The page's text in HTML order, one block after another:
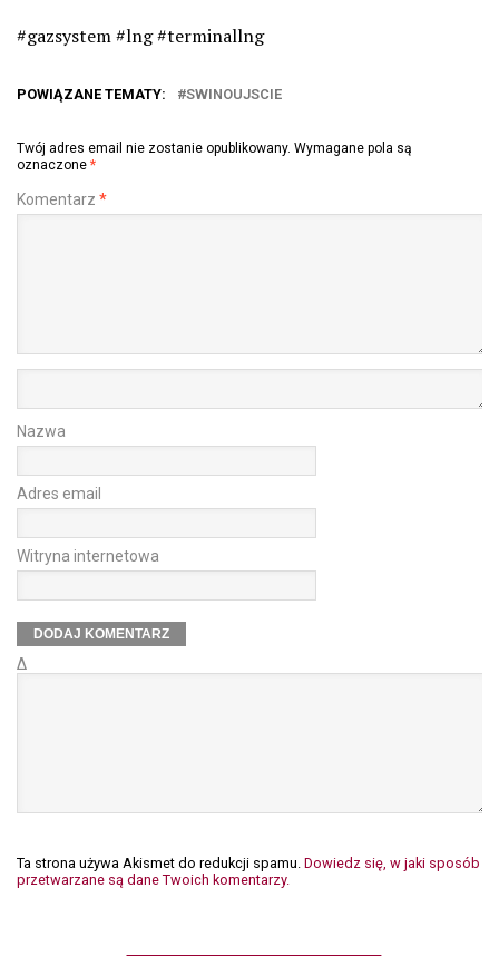
#gazsystem #lng #terminallng
POWIĄZANE TEMATY: SWINOUJSCIE
Twój adres email nie zostanie opublikowany. Wymagane pola są
oznaczone *
Komentarz *
Nazwa
Adres email
Witryna internetowa
Δ
Ta strona używa Akismet do redukcji spamu. Dowiedz się, w jaki sposób
przetwarzane są dane Twoich komentarzy.